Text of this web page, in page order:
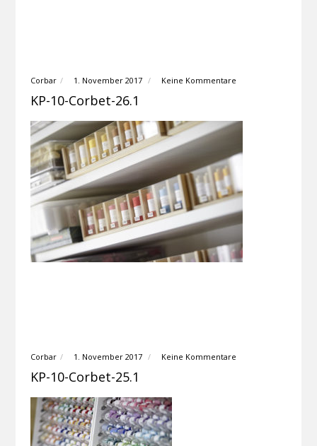
Corbar 1. November 2017 Keine Kommentare
KP-10-Corbet-26.1
Corbar 1. November 2017 Keine Kommentare
KP-10-Corbet-25.1